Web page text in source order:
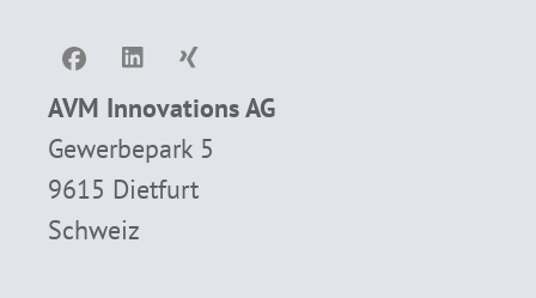
AVM Innovations AG
Gewerbepark 5
9615 Dietfurt
Schweiz